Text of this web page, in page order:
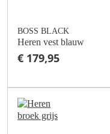
BOSS BLACK
Heren vest blauw
€ 179,95